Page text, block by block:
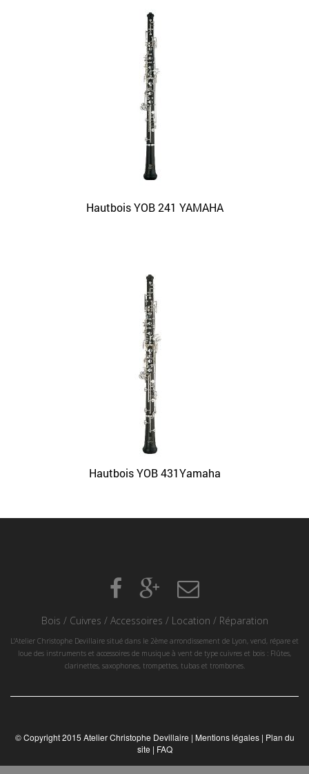
Hautbois YOB 241 YAMAHA
Hautbois YOB 431Yamaha
Bois / Cuivres / Accessoires / Location / Réparation
L'Atelier Christophe Devillaire situé dans le 2ème arrondissement de Lyon, vend, répare et
loue des instruments et accessoires de musique à vent de type cuivres et bois : Flûtes,
clarinettes, saxophones, trompettes, tubas et trombones.
© Copyright 2015 Atelier Christophe Devillaire | Mentions légales| Plan du
site | FAQ